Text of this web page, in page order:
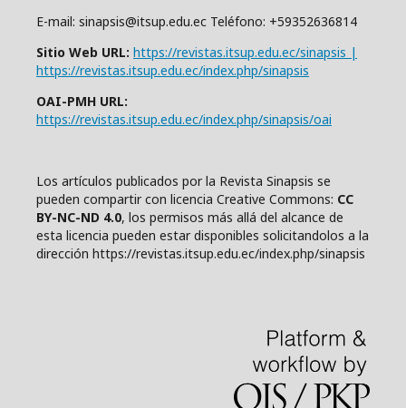
E-mail: sinapsis@itsup.edu.ec Teléfono: +59352636814
Sitio Web URL: https://revistas.itsup.edu.ec/sinapsis |
https://revistas.itsup.edu.ec/index.php/sinapsis
OAI-PMH URL:
https://revistas.itsup.edu.ec/index.php/sinapsis/oai
Los artículos publicados por la Revista Sinapsis se
pueden compartir con licencia Creative Commons: CC
BY-NC-ND 4.0, los permisos más allá del alcance de
esta licencia pueden estar disponibles solicitandolos a la
dirección https://revistas.itsup.edu.ec/index.php/sinapsis